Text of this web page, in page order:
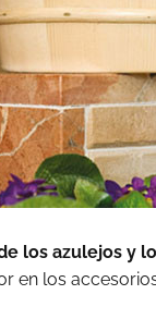
los azulejos y
en los